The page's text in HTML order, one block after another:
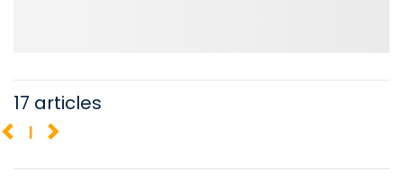
17 articles
1